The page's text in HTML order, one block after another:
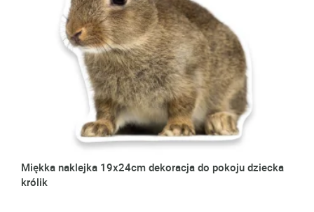
Miękka naklejka 19x24cm dekoracja do pokoju dziecka
królik